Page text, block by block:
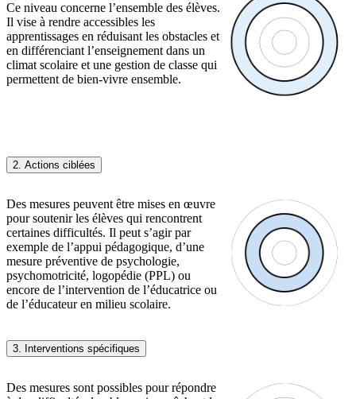
Ce niveau concerne l’ensemble des élèves.
Il vise à rendre accessibles les
apprentissages en réduisant les obstacles et
en différenciant l’enseignement dans un
climat scolaire et une gestion de classe qui
permettent de bien-vivre ensemble.
2. Actions ciblées
Des mesures peuvent être mises en œuvre
pour soutenir les élèves qui rencontrent
certaines difficultés. Il peut s’agir par
exemple de l’appui pédagogique, d’une
mesure préventive de psychologie,
psychomotricité, logopédie (PPL) ou
encore de l’intervention de l’éducatrice ou
de l’éducateur en milieu scolaire.
3. Interventions spécifiques
Des mesures sont possibles pour répondre